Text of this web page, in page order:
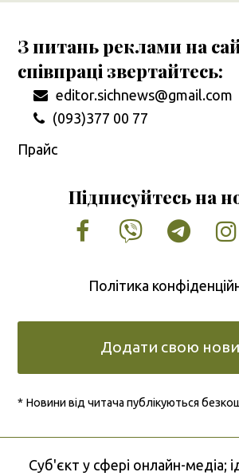
З питань реклами на
співпраці звертайтесь:
editor.sichnews@gmail.com
(093)377 00 77
Прайс
Підписуйтесь на
Facebook
Vimeo
Політика
Додати свою
* Новини від читача публікуються
Cуб'єкт у сфері онлайн-медіа;